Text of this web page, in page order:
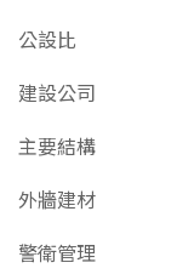
公設比
建設公司
主要結構
外牆建材
警衛管理